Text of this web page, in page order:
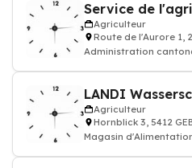
Service de
Agriculteur
Route de l'Aurore 1,
Administration
LANDI
Agriculteur
Hornblick 3, 5412
Magasin